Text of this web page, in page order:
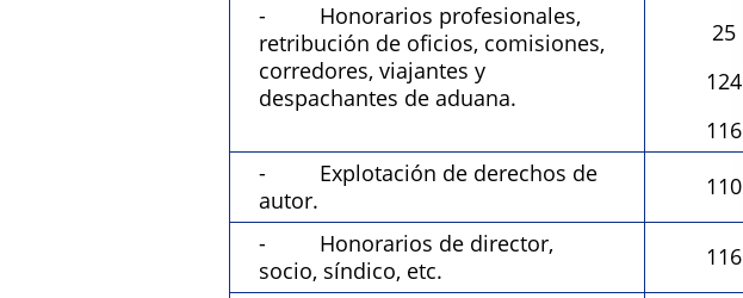
- Honorarios profesionales,
retribución de oficios, comisiones,
corredores, viajantes y
despachantes de aduana.
25
124
116
- Explotación de derechos de
autor.
110
- Honorarios de director,
socio, síndico, etc.
116